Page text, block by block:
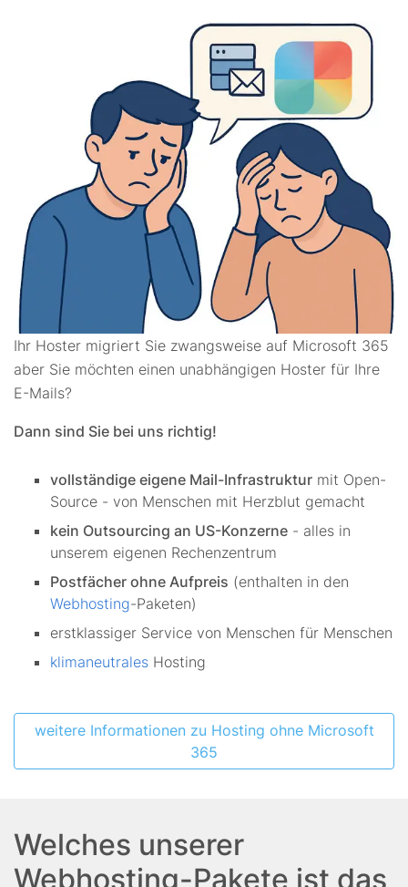
Ihr Hoster migriert Sie zwangsweise auf Microsoft 365
aber Sie möchten einen unabhängigen Hoster für Ihre
E-Mails?
Dann sind Sie bei uns richtig!
vollständige eigene Mail-Infrastruktur mit Open-
Source - von Menschen mit Herzblut gemacht
kein Outsourcing an US-Konzerne - alles in
unserem eigenen Rechenzentrum
Postfächer ohne Aufpreis (enthalten in den
Webhosting-Paketen)
erstklassiger Service von Menschen für Menschen
klimaneutrales Hosting
weitere Informationen zu Hosting ohne Microsoft
365
Welches unserer
Webhosting-Pakete ist das